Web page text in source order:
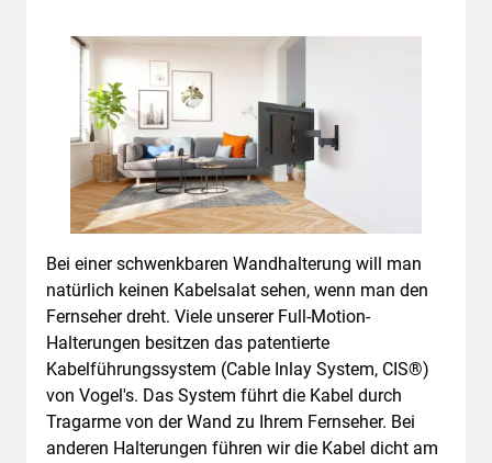
Bei einer schwenkbaren Wandhalterung will man
natürlich keinen Kabelsalat sehen, wenn man den
Fernseher dreht. Viele unserer Full-Motion-
Halterungen besitzen das patentierte
Kabelführungssystem (Cable Inlay System, CIS®)
von Vogel's. Das System führt die Kabel durch
Tragarme von der Wand zu Ihrem Fernseher. Bei
anderen Halterungen führen wir die Kabel dicht am